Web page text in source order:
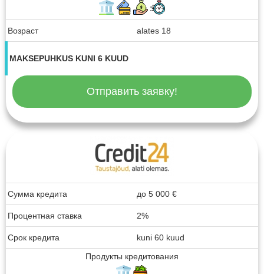
Возраст alates 18
MAKSEPUHKUS KUNI 6 KUUD
Отправить заявку!
Сумма кредита до 5 000 €
Процентная ставка 2%
Срок кредита
kuni 60 kuud
Продукты кредитования